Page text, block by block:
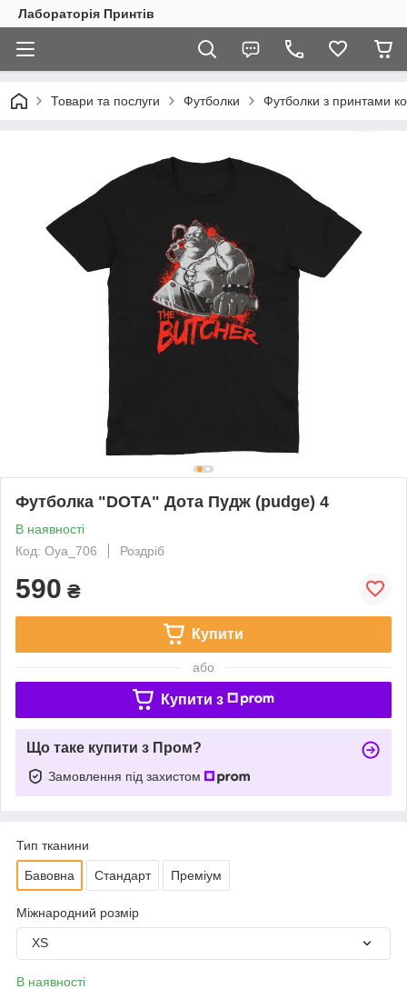
Лабораторія Принтів
Товари та послуги Футболки Футболки з принтами
Футболка "DOTA" Дота Пудж (pudge) 4
В наявності
Код: Oya_706
Роздріб
590 ₴
Купити
або
Купити з
Що таке купити з Пром?
Замовлення під захистом
Тип тканини
Бавовна Стандарт Преміум
Міжнародний розмір
XS
В наявності